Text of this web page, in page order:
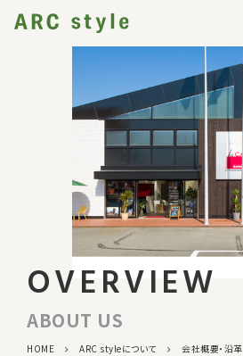
OVERVIEW
ABOUT US
HOME ARC styleについて 会社概要・沿革